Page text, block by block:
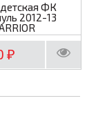
ФК
2012-13
₽